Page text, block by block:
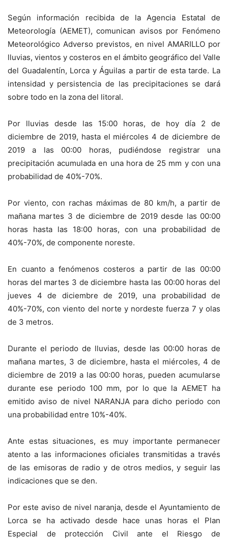
Según información recibida de la Agencia Estatal de
Meteorología (AEMET), comunican avisos por Fenómeno
Meteorológico Adverso previstos, en nivel AMARILLO por
lluvias, vientos y costeros en el ámbito geográfico del Valle
del Guadalentín, Lorca y Águilas a partir de esta tarde. La
intensidad y persistencia de las precipitaciones se dará
sobre todo en la zona del litoral.
Por lluvias desde las 15:00 horas, de hoy día 2 de
diciembre de 2019, hasta el miércoles 4 de diciembre de
2019 a las 00:00 horas, pudiéndose registrar una
precipitación acumulada en una hora de 25 mm y con una
probabilidad de 40%-70%.
Por viento, con rachas máximas de 80 km/h, a partir de
mañana martes 3 de diciembre de 2019 desde las 00:00
horas hasta las 18:00 horas, con una probabilidad de
40%-70%, de componente noreste.
En cuanto a fenómenos costeros a partir de las 00:00
horas del martes 3 de diciembre hasta las 00:00 horas del
jueves 4 de diciembre de 2019, una probabilidad de
40%-70%, con viento del norte y nordeste fuerza 7 y olas
de 3 metros.
Durante el periodo de lluvias, desde las 00:00 horas de
mañana martes, 3 de diciembre, hasta el miércoles, 4 de
diciembre de 2019 a las 00:00 horas, pueden acumularse
durante ese periodo 100 mm, por lo que la AEMET ha
emitido aviso de nivel NARANJA para dicho periodo con
una probabilidad entre 10%-40%.
Ante estas situaciones, es muy importante permanecer
atento a las informaciones oficiales transmitidas a través
de las emisoras de radio y de otros medios, y seguir las
indicaciones que se den.
Por este aviso de nivel naranja, desde el Ayuntamiento de
Lorca se ha activado desde hace unas horas el Plan
Especial de protección Civil ante el Riesgo de